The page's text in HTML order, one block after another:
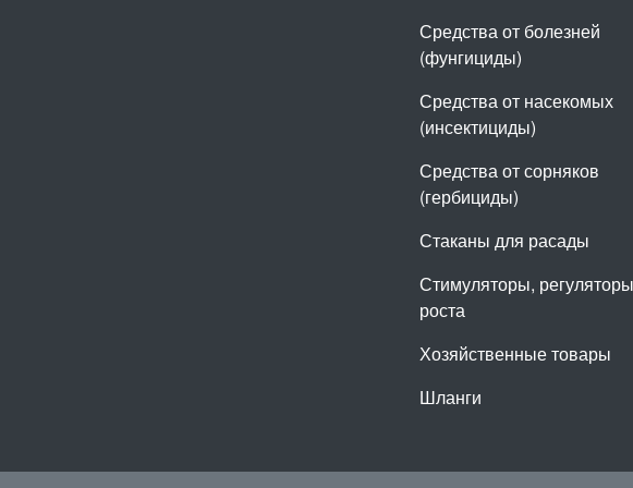
Средства от болезней
(фунгициды)
Средства от насекомых
(инсектициды)
Средства от сорняков
(гербициды)
Стаканы для расады
Стимуляторы, регуляторы
роста
Хозяйственные товары
Шланги